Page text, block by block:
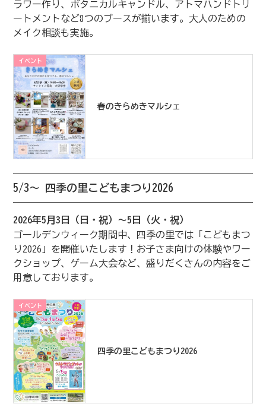
ラワー作り、ボタニカルキャンドル、アトマハンドトリ
ートメントなど8つのブースが揃います。大人のための
メイク相談も実施。
イベント
春のきらめきマルシェ
5/3～ 四季の里こどもまつり2026
2026年5月3日（日・祝）～5日（火・祝）
ゴールデンウィーク期間中、四季の里では「こどもまつ
り2026」を開催いたします！お子さま向けの体験やワー
クショップ、ゲーム大会など、盛りだくさんの内容をご
用意しております。
イベント
四季の里こどもまつり2026